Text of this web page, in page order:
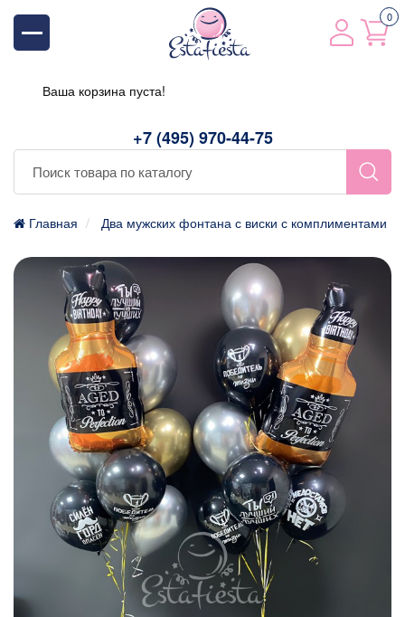
+7 (495) 970-44-75
0
Ваша корзина пуста!
Главная Два мужских фонтана с виски с комплиментами